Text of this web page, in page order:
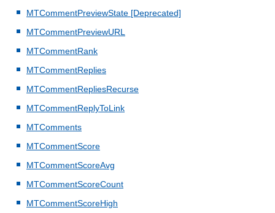
MTCommentPreviewState [Deprecated]
MTCommentPreviewURL
MTCommentRank
MTCommentReplies
MTCommentRepliesRecurse
MTCommentReplyToLink
MTComments
MTCommentScore
MTCommentScoreAvg
MTCommentScoreCount
MTCommentScoreHigh